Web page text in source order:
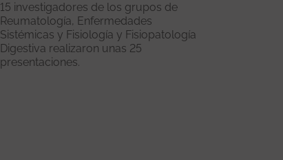
15 investigadores de los grupos de
Reumatología, Enfermedades
Sistémicas y Fisiología y Fisiopatología
Digestiva realizaron unas 25
presentaciones.